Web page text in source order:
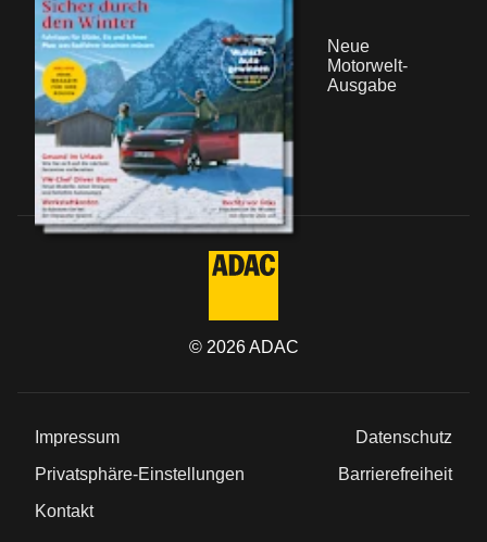
Neue
Motorwelt-
Ausgabe
© 2026ADAC
Impressum
Datenschutz
Privatsphäre-Einstellungen
Barrierefreiheit
Kontakt